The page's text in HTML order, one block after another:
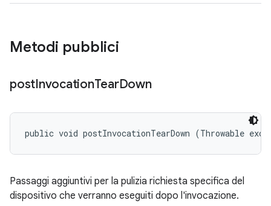
Metodi pubblici
postInvocationTearDown
public void postInvocationTearDown (Throwable
Passaggi aggiuntivi per la pulizia richiesta specifica del
dispositivo che verranno eseguiti dopo l'invocazione.